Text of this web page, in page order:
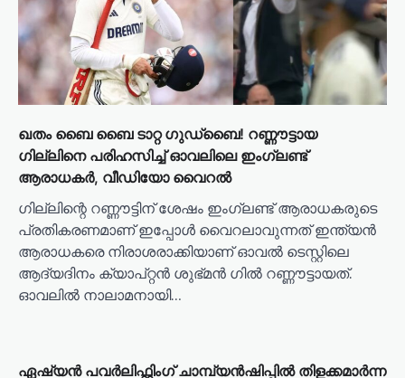
ഖതം ബൈ ബൈ ടാറ്റ ഗുഡ്‌ബൈ! റണ്ണൗട്ടായ
ഗില്ലിനെ പരിഹസിച്ച് ഓവലിലെ ഇംഗ്ലണ്ട്
ആരാധകര്‍, വീഡിയോ വൈറല്‍
ഗില്ലിന്റെ റണ്ണൗട്ടിന് ശേഷം ഇംഗ്ലണ്ട് ആരാധകരുടെ
പ്രതികരണമാണ് ഇപ്പോള്‍ വൈറലാവുന്നത് ഇന്ത്യന്‍
ആരാധകരെ നിരാശരാക്കിയാണ് ഓവല്‍ ടെസ്റ്റിലെ
ആദ്യദിനം ക്യാപ്റ്റന്‍ ശുഭ്മന്‍ ഗില്‍ റണ്ണൗട്ടായത്.
ഓവലില്‍ നാലാമനായി…
ഏഷ്യൻ പവർലിഫ്റ്റിംഗ് ചാമ്പ്യൻഷിപ്പിൽ തിളക്കമാർന്ന